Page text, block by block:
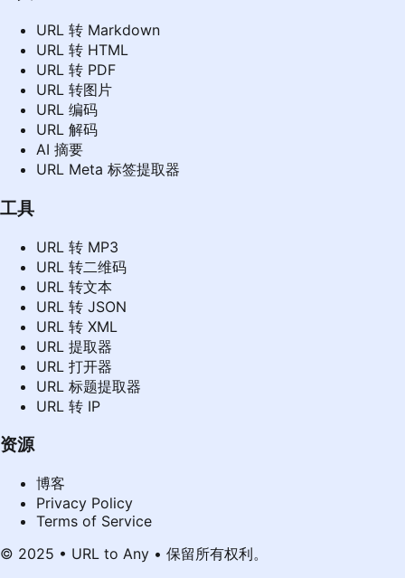
URL 转 Markdown
URL 转 HTML
URL 转 PDF
URL 转图片
URL 编码
URL 解码
AI 摘要
URL Meta 标签提取器
工具
URL 转 MP3
URL 转二维码
URL 转文本
URL 转 JSON
URL 转 XML
URL 提取器
URL 打开器
URL 标题提取器
URL 转 IP
资源
博客
Privacy Policy
Terms of Service
© 2025 • URL to Any • 保留所有权利。